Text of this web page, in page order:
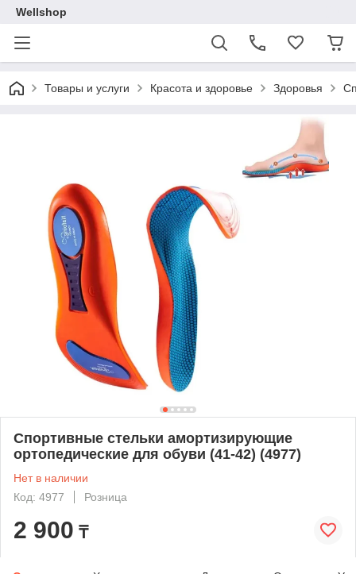
Wellshop
Товары и услуги Красота и здоровье Здоровья
Спортивные стельки амортизирующие
ортопедические для обуви (41-42) (4977)
Нет в наличии
Код: 4977
Розница
2 900 ₸